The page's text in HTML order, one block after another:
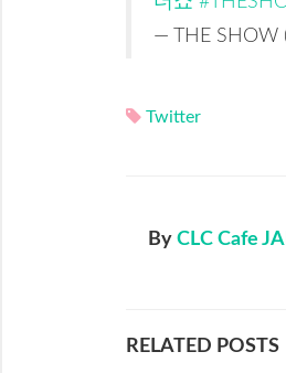
— THE SHOW
Twitter
By CLC Cafe
RELATED POSTS